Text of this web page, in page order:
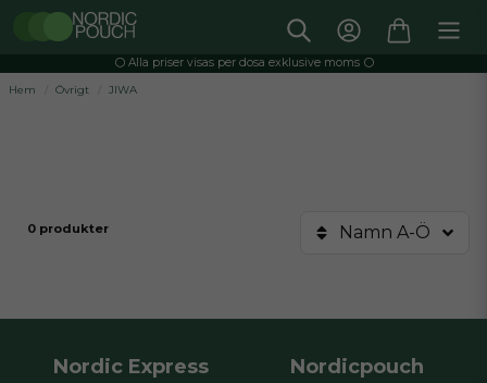
⚪️ Alla priser visas per dosa exklusive moms ⚪️
Hem
Övrigt JIWA
0 produkter Namn A-Ö
Nordic Express Nordicpouch